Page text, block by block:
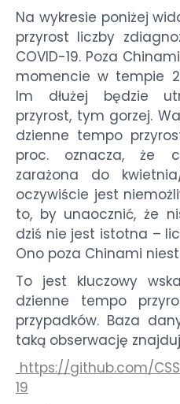
Na wykresie poniżej
przyrost liczby
COVID-19. Poza
momencie w tempie
Im dłużej będzie
przyrost, tym gorzej.
dzienne tempo
proc. oznacza, że
zarażona do
oczywiście jest
to, by unaocznić, że
dziś nie jest istotna –
Ono poza Chinami
To jest kluczowy
dzienne tempo
przypadków. Baza
taką obserwację
https://github.com/
19